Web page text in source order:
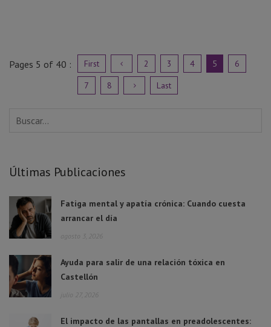
Pages 5 of 40 : First 2 3 4 5
6
7
8 Last
Últimas Publicaciones
Fatiga mental y apatía crónica: Cuando cuesta
arrancar el día
agosto 3, 2026
Ayuda para salir de una relación tóxica en
Castellón
julio 27, 2026
El impacto de las pantallas en preadolescentes: